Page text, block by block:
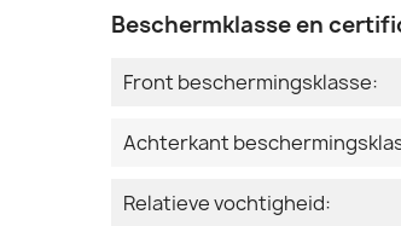
Beschermklasse en
Front beschermingsklasse:
Achterkant
Relatieve vochtigheid: